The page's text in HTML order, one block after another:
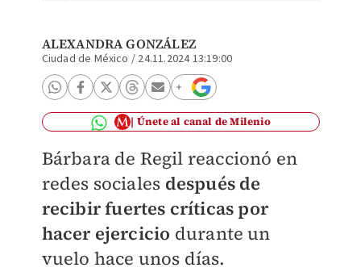
ALEXANDRA GONZÁLEZ
Ciudad de México / 24.11.2024 13:19:00
Únete al canal de Milenio
Bárbara de Regil reaccionó en
redes sociales después de
recibir fuertes críticas por
hacer ejercicio durante un
vuelo hace unos días.